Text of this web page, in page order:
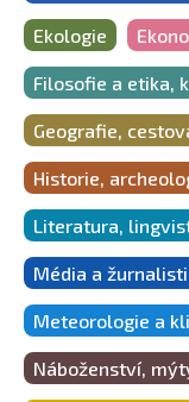
Ekologie
Filosofie a etika,
Geografie,
Historie,
Literatura,
Média a
Meteorologie a
Náboženství,